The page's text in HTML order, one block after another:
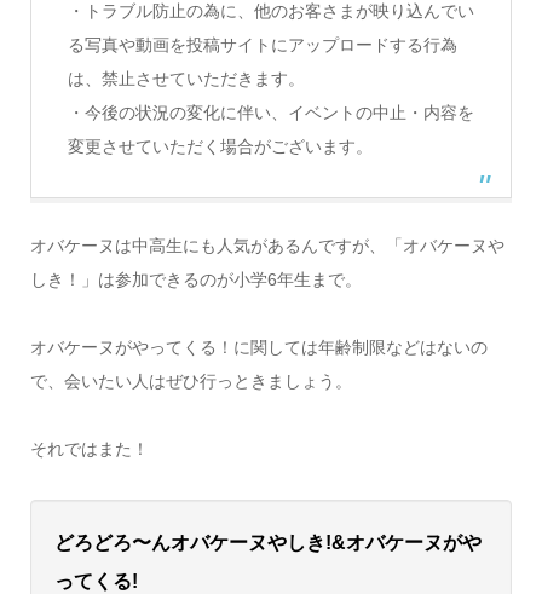
・トラブル防止の為に、他のお客さまが映り込んでい
る写真や動画を投稿サイトにアップロードする行為
は、禁止させていただきます。
・今後の状況の変化に伴い、イベントの中止・内容を
変更させていただく場合がございます。
オバケーヌは中高生にも人気があるんですが、「オバケーヌや
しき！」は参加できるのが小学6年生まで。
オバケーヌがやってくる！に関しては年齢制限などはないの
で、会いたい人はぜひ行っときましょう。
それではまた！
どろどろ〜んオバケーヌやしき!&オバケーヌがや
ってくる!